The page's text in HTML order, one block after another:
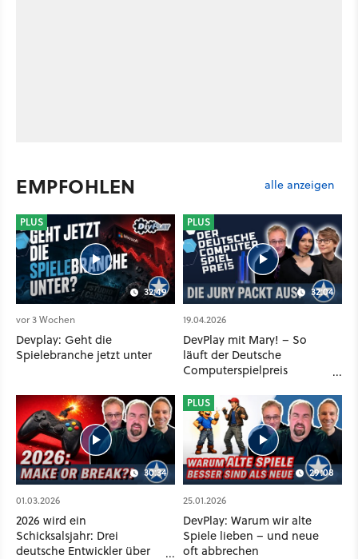
EMPFOHLEN alle anzeigen
32:49
PLUS
vor 3 Wochen
Devplay: Geht die
Spielebranche jetzt unter
32:04
PLUS
19.04.2026
DevPlay mit Mary! – So
läuft der Deutsche
Computerspielpreis
30:34
01.03.2026
2026 wird ein
Schicksalsjahr: Drei
deutsche Entwickler über
29:08
PLUS
25.01.2026
DevPlay: Warum wir alte
Spiele lieben – und neue
oft abbrechen